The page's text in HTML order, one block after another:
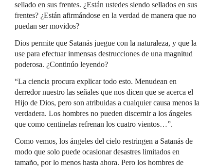
sellado en sus frentes. ¿Están ustedes siendo sellados en sus
frentes? ¿Están afirmándose en la verdad de manera que no
puedan ser movidos?
Dios permite que Satanás juegue con la naturaleza, y que la
use para efectuar inmensas destrucciones de una magnitud
poderosa. ¿Continúo leyendo?
“La ciencia procura explicar todo esto. Menudean en
derredor nuestro las señales que nos dicen que se acerca el
Hijo de Dios, pero son atribuidas a cualquier causa menos la
verdadera. Los hombres no pueden discernir a los ángeles
que como centinelas refrenan los cuatro vientos…”.
Como vemos, los ángeles del cielo restringen a Satanás de
modo que solo puede ocasionar desastres limitados en
tamaño, por lo menos hasta ahora. Pero los hombres de